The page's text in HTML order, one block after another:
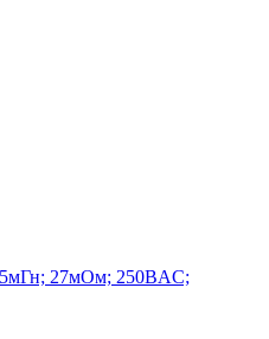
27мОм; 250ВAC;